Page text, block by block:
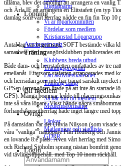
Digitalpärm
Löpning
Vi är löparkommittén
Fördelar som medlem
Kristianstad Löpargrupp
Arrangemang
Träning
Klubbens breda utbud
Träningsprogram
Pan aktivitetskalender
Training camp
Bli medlem
Så här blir du medlem
Medlemsförmåner
Övrigt
Länkar
Matlagning och stadlista
GDPR
Login
tillåtna, blev det omöjligt att arrangera en vanlig
och Ärla IF att arrangera en Elitstafett (en typ
damlag som vårt herrlag nådde en fin fin Top 10
Antal lag var begränsad, SOFT bestämde vilka
samarbete med arrangörsklubben publicerades
Både dam- och herrstafetten omfattades av tre
emellanåt. Eftersom stafetten arrangerades med
och herrsidan som inte har tränat särskilt
GPSen (arrangören litade på att inte än startade
GPS). Många bommar ledde till
inte så våra löpare. Visst hände några
förhandsfavoritherrlag hade inget längre med
På damsidan var det Olivia Nilsson (som visade
våra "vanliga" nattlöpare Pim Hedberg och
en lovande 8:e plats. Även vårt herrlag med
och Richard Sjöholm sprang nästan bomfritt
vid tävlingsuppehåll. med Top 10 inom räckhåll.